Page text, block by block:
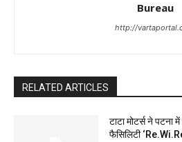
Bureau
http://
RELATED ARTICLES
टाटा मोटर्स ने पटना
फैसिलिटी